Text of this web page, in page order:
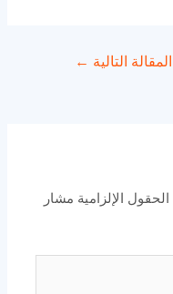
المقالة التالية ←
الحقول الإلزامية مشار